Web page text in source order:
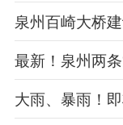
泉州百崎大桥
最新！泉州两